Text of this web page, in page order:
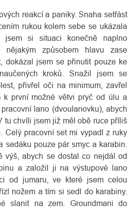
reakcí a paniky. Snaha setřást
rukou kolem sebe se ukázala
jsem si situaci konečně naplno
způsobem hlavu zase
dokázal jsem se přinutit pouze ke
kroků. Snažil jsem se
přivřel oči na minimum, zavřel
k první možné větvi pryč od úlu a
lano (dvoulanovku), abych
tu chvíli jsem již měl obě ruce příliš
Celý pracovní set mi vypadl z ruky
sedáku pouze pár smyc a karabin.
výš, abych se dostal co nejdál od
a založil ji na výstupové lano
od jumaru, ve které jsem celou
nožem a tím si sedl do karabiny.
slanit na zem. Groundmani do